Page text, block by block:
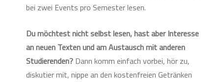
bei zwei Events pro Semester lesen.
Du möchtest nicht selbst lesen, hast aber Interesse
an neuen Texten und am Austausch mit anderen
Studierenden?Dann komm einfach vorbei, hör zu,
diskutier mit, nippe an den kostenfreien Getränken